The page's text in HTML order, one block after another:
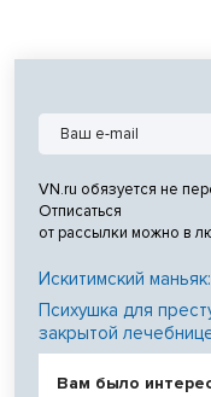
VN.ru обязуется не
Отписаться
от рассылки можно в
Искитимский
Психушка для
закрытой
Вам было